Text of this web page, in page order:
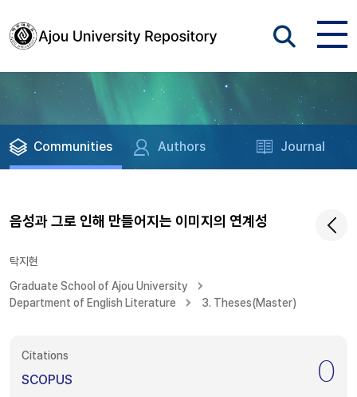
Communities Authors Journal
음성과 그로 인해 만들어지는 이미지의 연계성
탁지현
Graduate School of Ajou University
Department of English Literature
3. Theses(Master)
Citations
SCOPUS 0